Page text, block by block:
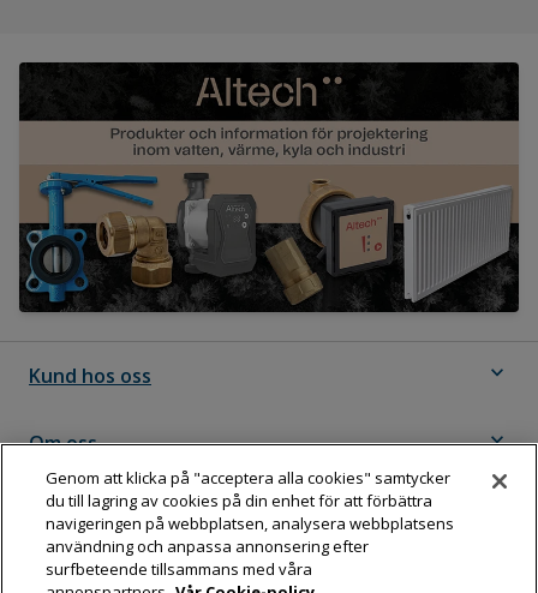
Kund hos oss expand_more
Om oss expand_more
Följ Dahl
Genom att klicka på "acceptera alla cookies" samtycker
du till lagring av cookies på din enhet för att förbättra
navigeringen på webbplatsen, analysera webbplatsens
användning och anpassa annonsering efter
surfbeteende tillsammans med våra